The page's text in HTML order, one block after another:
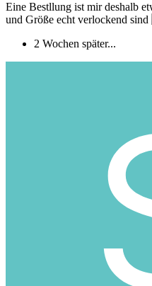
Eine Bestllung ist mir deshalb
und Größe echt verlockend sind
2 Wochen später...